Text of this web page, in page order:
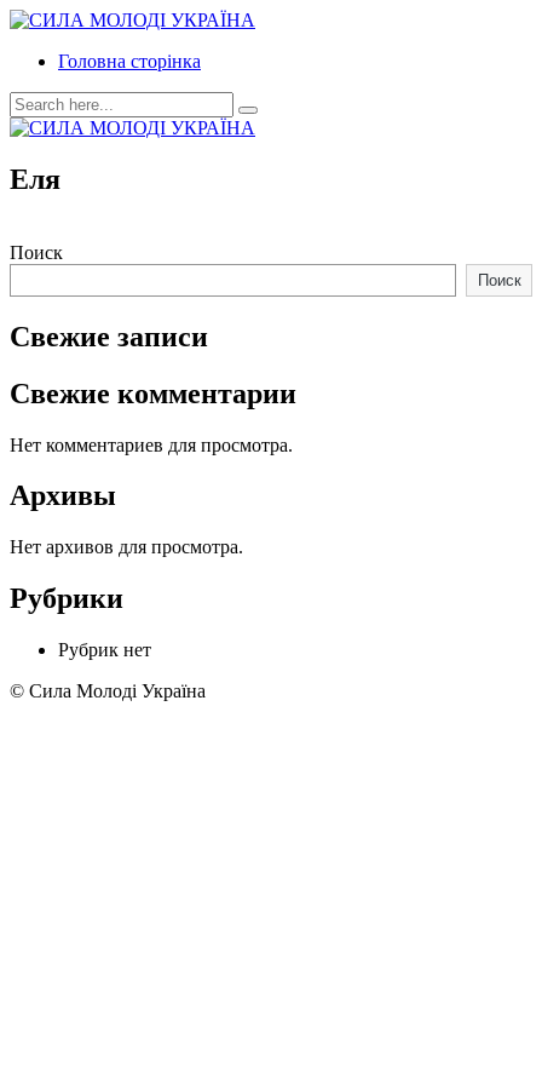
Головна сторінка
Еля
Поиск
Поиск
Свежие записи
Свежие комментарии
Нет комментариев для просмотра.
Архивы
Нет архивов для просмотра.
Рубрики
Рубрик нет
© Сила Молоді Україна